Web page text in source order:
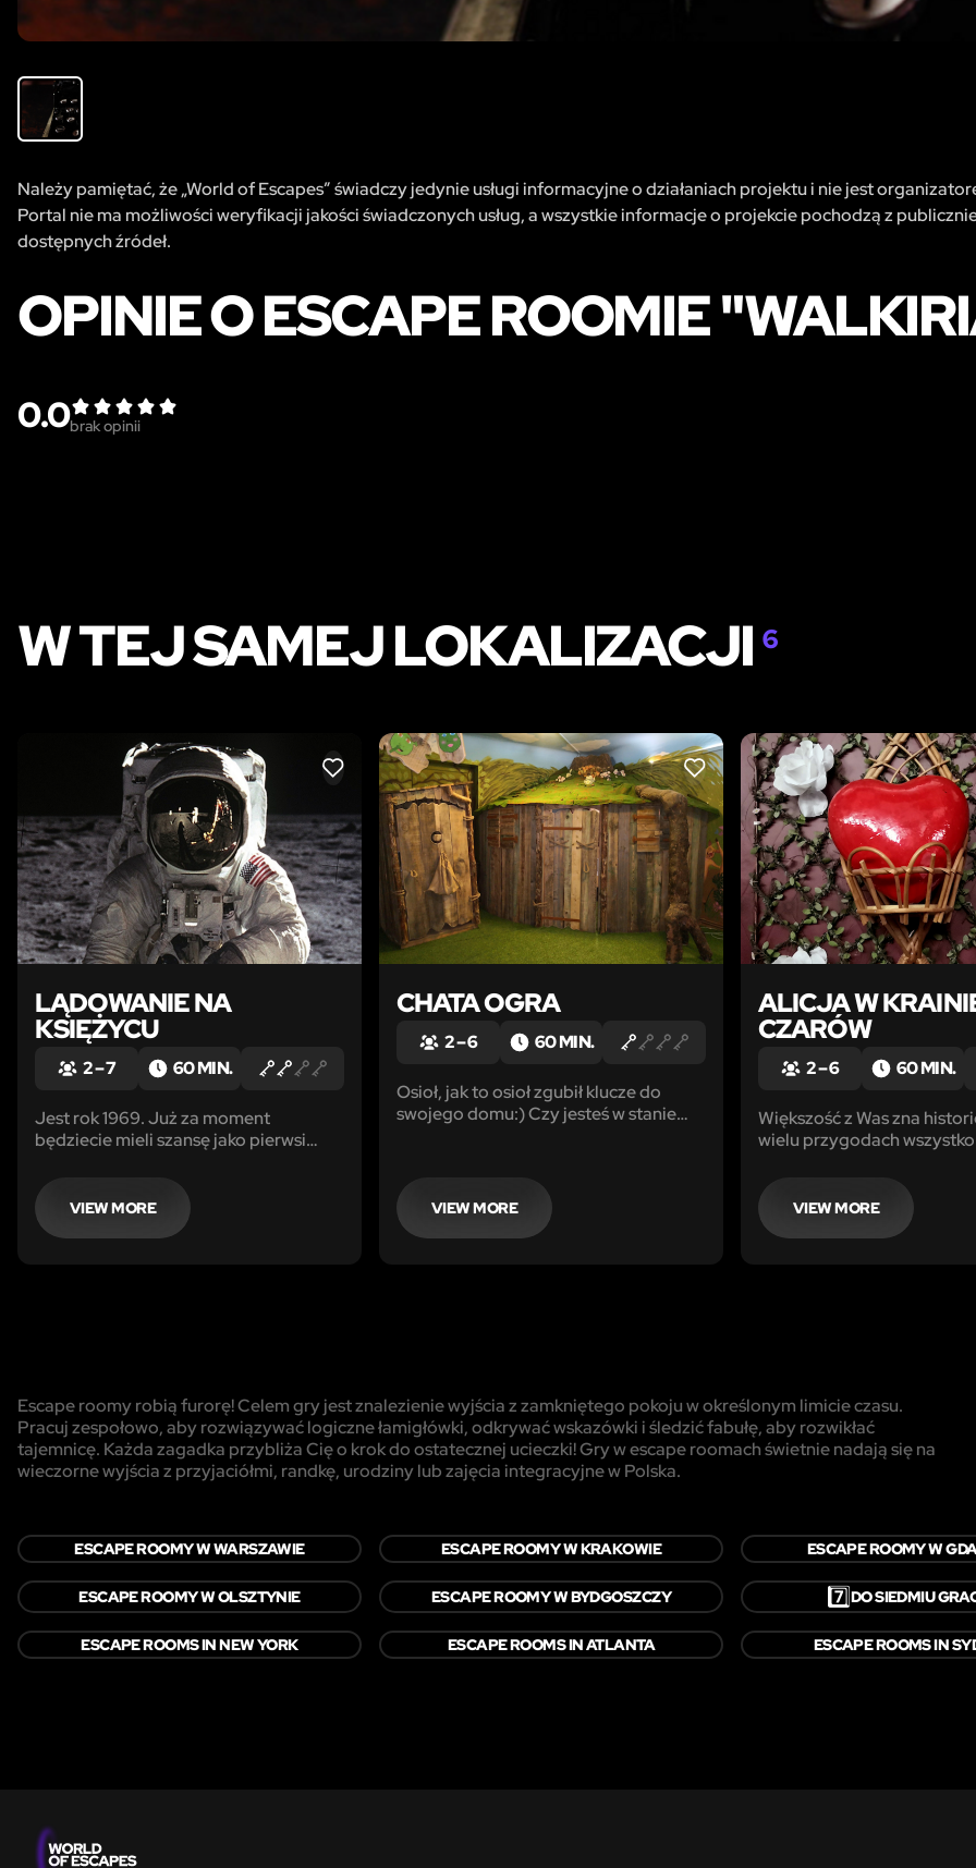
Należy pamiętać, że „World of Escapes” świadczy jedynie usługi informacyjne o działaniach projektu i nie jest
Portal nie ma możliwości weryfikacji jakości świadczonych usług, a wszystkie informacje o projekcie pochodzą z
dostępnych źródeł.
OPINIE O ESCAPE ROOMIE
0.0brak opinii
W TEJ SAMEJ LOKALIZACJI6
LIKE
LĄDOWANIE NA
KSIĘŻYCU
2 – 7 60 MIN.
Jest rok 1969. Już za moment
będziecie mieli szansę jako pierwsi
dokonanie wielkiego kroku dla
ludzkości – cały świat na Was patrzy.
Ale to nie będzie takie proste.
VIEW MORE
LIKE
CHATA OGRA
2 – 6 60 MIN.
Osioł, jak to osioł zgubił klucze do
swojego domu:) Czy jesteś w stanie
wróci za godzinę…
VIEW MORE
ALICJA W
CZARÓW
2 – 6 60 MIN.
Większość z Was zna
wielu przygodach wszystko
poradzilibyście sobie w
Czarów? Czy uda Wam się
siły z Królikiem i innymi
VIEW MORE
Escape roomy robią furorę! Celem gry jest znalezienie wyjścia z zamkniętego pokoju w określonym limicie czasu.
Pracuj zespołowo, aby rozwiązywać logiczne łamigłówki, odkrywać wskazówki i śledzić fabułę, aby rozwikłać
tajemnicę. Każda zagadka przybliża Cię o krok do ostatecznej ucieczki! Gry w escape roomach świetnie nadają się na
wieczorne wyjścia z przyjaciółmi, randkę, urodziny lub zajęcia integracyjne w Polska.
ESCAPE ROOMY W WARSZAWIE ESCAPE ROOMY W KRAKOWIE ESCAPE ROOMY W
ESCAPE ROOMY W OLSZTYNIE ESCAPE ROOMY W BYDGOSZCZY 7️⃣DO SIEDMIU
ESCAPE ROOMS IN NEW YORK ESCAPE ROOMS IN ATLANTA ESCAPE ROOMS IN